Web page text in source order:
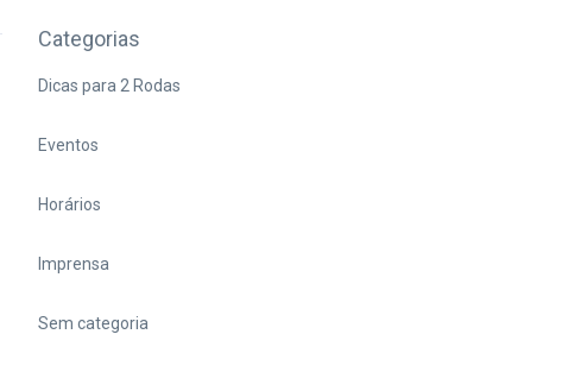
Categorias
Dicas para 2 Rodas
Eventos
Horários
Imprensa
Sem categoria